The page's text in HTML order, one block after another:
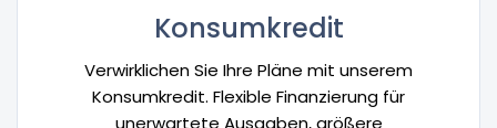
Konsumkredit
Verwirklichen Sie Ihre Pläne mit unserem
Konsumkredit. Flexible Finanzierung für